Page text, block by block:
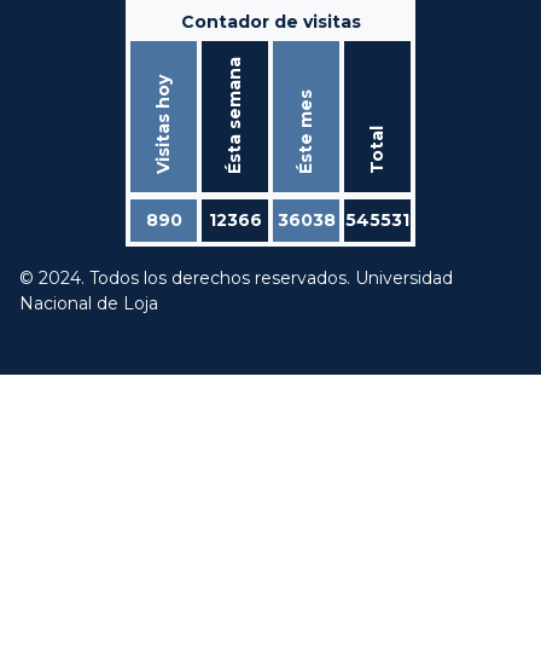
Contador de visitas
Visitas hoy Ésta semana Éste mes Total
890 12366 36038 545531
© 2024. Todos los derechos reservados. Universidad
Nacional de Loja